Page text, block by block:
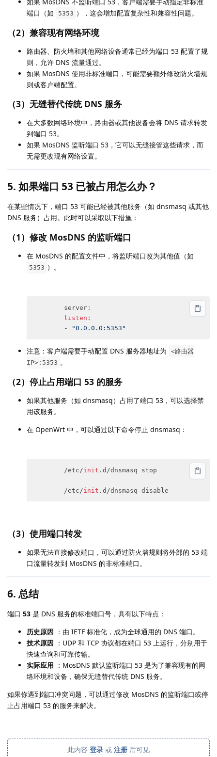
端口（如
5353 ），这会增加配置复杂性和兼容性问题。
（2） 兼容现有网络环境
路由器、防火墙和其他网络设备通常已经为端口 53 配置了规
则，允许 DNS 流量通过。
如果 MosDNS 使用非标准端口，可能需要额外修改防火墙规
则或客户端配置。
（3） 无缝替代传统 DNS 服务
在大多数网络环境中，路由器或其他设备会将 DNS 请求转发
到端口 53。
如果 MosDNS 监听端口 53，它可以无缝接管这些请求，而
无需更改现有网络设置。
5. 如果端口 53 已被占用怎么办？
在某些情况下，端口 53 可能已经被其他服务（如 dnsmasq 或其他
DNS 服务）占用。此时可以采取以下措施：
（1） 修改 MosDNS 的监听端口
在 MosDNS 的配置文件中，将监听端口改为其他值（如
5353 ）。
        server:
listen :
        -
"0.0.0.0:5353"
注意：客户端需要手动配置 DNS 服务器地址为
<路由器
IP>:5353 。
（2） 停止占用端口 53 的服务
如果其他服务（如 dnsmasq）占用了端口 53，可以选择禁
用该服务。
在 OpenWrt 中，可以通过以下命令停止 dnsmasq：
        /etc/
init .d/dnsmasq stop
        /etc/
init .d/dnsmasq disable
（3） 使用端口转发
如果无法直接修改端口，可以通过防火墙规则将外部的 53 端
口流量转发到 MosDNS 的非标准端口。
6. 总结
端口 53 是 DNS 服务的标准端口号，具有以下特点：
历史原因 ：由 IETF 标准化，成为全球通用的 DNS 端口。
技术原因 ：UDP 和 TCP 协议都在端口 53 上运行，分别用于
快速查询和可靠传输。
实际应用 ：MosDNS 默认监听端口 53 是为了兼容现有的网
络环境和设备，确保无缝替代传统 DNS 服务。
如果你遇到端口冲突问题，可以通过修改 MosDNS 的监听端口或停
止占用端口 53 的服务来解决。
此内容 登录 或 注册 后可见